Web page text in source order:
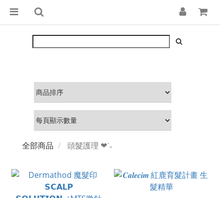
全部商品 頭髮護理 ❤︎‬ˊ‪‪˗